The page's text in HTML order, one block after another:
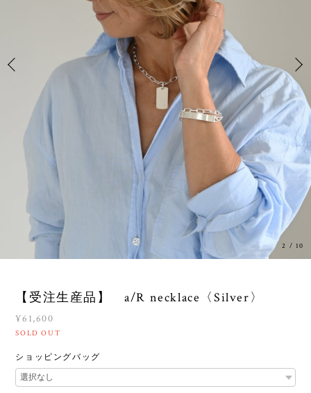
3 / 10
【受注生産品】 a/R necklace〈Silver〉
¥61,600
SOLD OUT
ショッピングバッグ